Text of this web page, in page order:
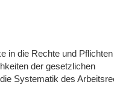
in die Rechte und
der gesetzlichen
Systematik des